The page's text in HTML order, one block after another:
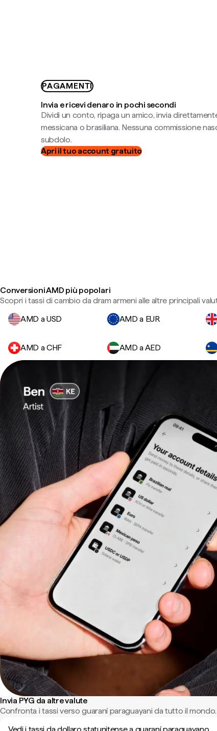
PAGAMENTI
Invia e ricevi denaro in pochi secondi
Dividi un conto, ripaga un amico, invia
messicana o brasiliana. Nessuna commissione
subdolo.
Apri il tuo account gratuito
Conversioni AMD più popolari
Scopri i tassi di cambio da dram armeni alle altre principali
AMD a USD
AMD a EUR
AMD a CHF AMD a AED
Invia PYG da altre valute
Confronta i tassi verso guaraní paraguayani da tutto il mondo.